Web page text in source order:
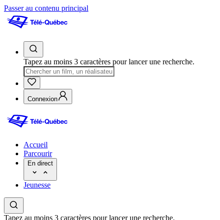
Passer au contenu principal
Tapez au moins 3 caractères pour lancer une recherche.
Connexion
Accueil
Parcourir
En direct
Jeunesse
Tapez au moins 3 caractères pour lancer une recherche.